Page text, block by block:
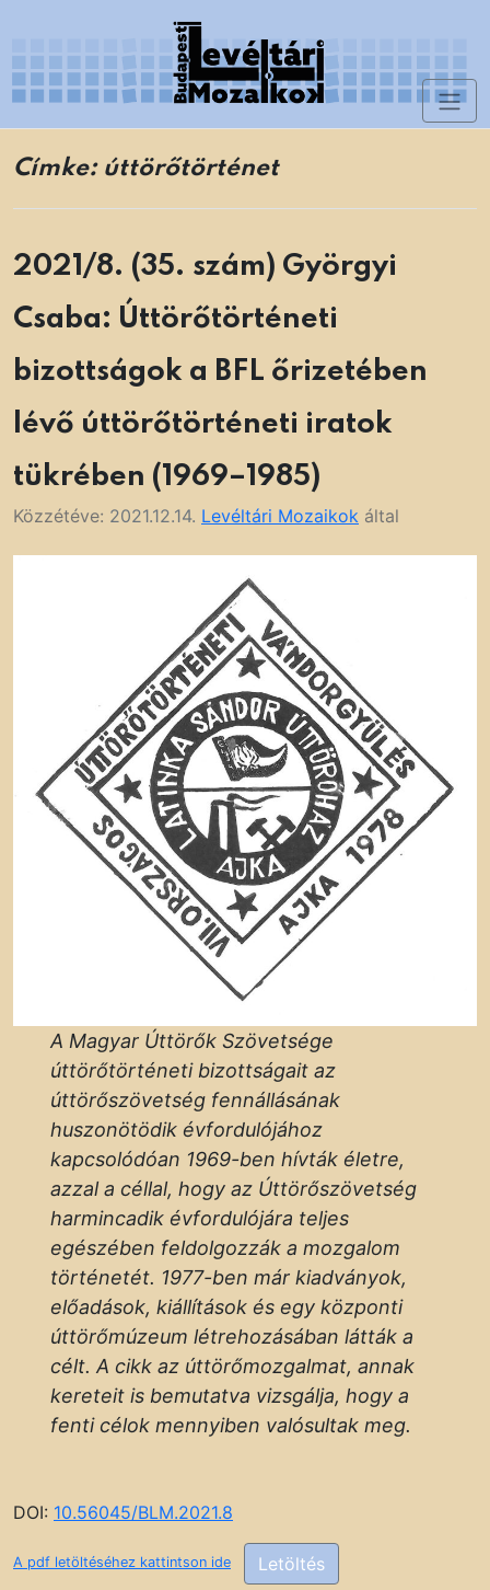
content
Címke: úttörőtörténet
2021/8. (35. szám) Györgyi
Csaba: Úttörőtörténeti
bizottságok a BFL őrizetében
lévő úttörőtörténeti iratok
tükrében (1969–1985)
Közzétéve: 2021.12.14. Levéltári Mozaikok által
A Magyar Úttörők Szövetsége
úttörőtörténeti bizottságait az
úttörőszövetség fennállásának
huszonötödik évfordulójához
kapcsolódóan 1969-ben hívták életre,
azzal a céllal, hogy az Úttörőszövetség
harmincadik évfordulójára teljes
egészében feldolgozzák a mozgalom
történetét. 1977-ben már kiadványok,
előadások, kiállítások és egy központi
úttörőmúzeum létrehozásában látták a
célt. A cikk az úttörőmozgalmat, annak
kereteit is bemutatva vizsgálja, hogy a
fenti célok mennyiben valósultak meg.
DOI: 10.56045/BLM.2021.8
A pdf letöltéséhez kattintson ide Letöltés